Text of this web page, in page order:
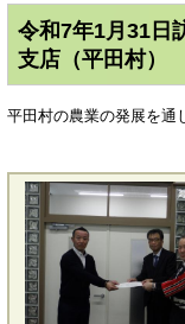
令和7年1月31
支店（平田村）
平田村の農業の発展を通